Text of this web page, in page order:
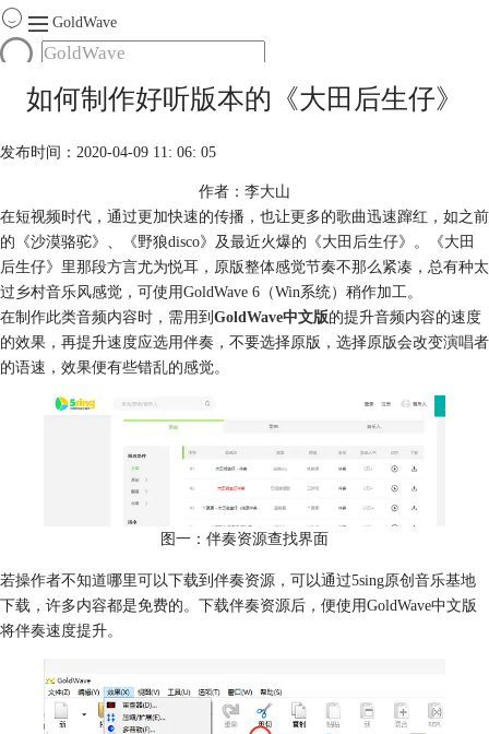
GoldWave
产品
购买
如何制作好听版本的《大田后生仔》
发布时间：2020-04-09 11: 06: 05
作者：李大山
在短视频时代，通过更加快速的传播，也让更多的歌曲迅速蹿红，如之前
的《沙漠骆驼》、《野狼disco》及最近火爆的《大田后生仔》。《大田
后生仔》里那段方言尤为悦耳，原版整体感觉节奏不那么紧凑，总有种太
过乡村音乐风感觉，可使用GoldWave 6（Win系统）稍作加工。
在制作此类音频内容时，需用到GoldWave中文版的提升音频内容的速度
的效果，再提升速度应选用伴奏，不要选择原版，选择原版会改变演唱者
的语速，效果便有些错乱的感觉。
图一：伴奏资源查找界面
若操作者不知道哪里可以下载到伴奏资源，可以通过5sing原创音乐基地
下载，许多内容都是免费的。下载伴奏资源后，便使用GoldWave中文版
将伴奏速度提升。